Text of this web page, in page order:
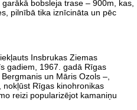
bobsleja trase – 900m, kas,
pilnībā tika iznīcināta un pēc
Insbrukas Ziemas
gadiem, 1967. gadā Rīgas
un Māris Ozols –,
Rīgas kinohronikas
reizi popularizējot kamaniņu